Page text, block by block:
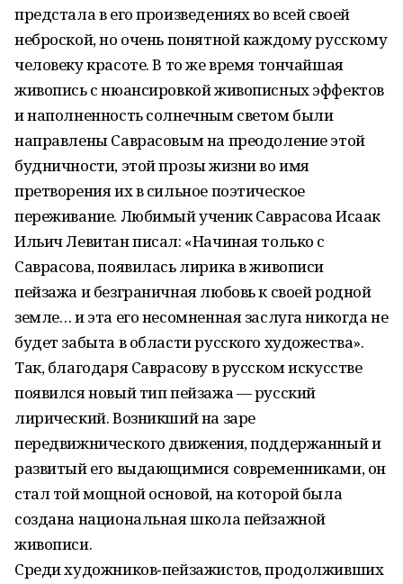
предстала в его произведениях во всей своей
неброской, но очень понятной каждому русскому
человеку красоте. В то же время тончайшая
живопись с нюансировкой живописных эффектов
и наполненность солнечным светом были
направлены Саврасовым на преодоление этой
будничности, этой прозы жизни во имя
претворения их в сильное поэтическое
переживание. Любимый ученик Саврасова Исаак
Ильич Левитан писал: «Начиная только с
Саврасова, появилась лирика в живописи
пейзажа и безграничная любовь к своей родной
земле… и эта его несомненная заслуга никогда не
будет забыта в области русского художества».
Так, благодаря Саврасову в русском искусстве
появился новый тип пейзажа — русский
лирический. Возникший на заре
передвижнического движения, поддержанный и
развитый его выдающимися современниками, он
стал той мощной основой, на которой была
создана национальная школа пейзажной
живописи.
Среди художников‑пейзажистов, продолживших